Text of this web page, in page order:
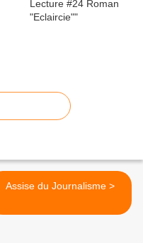
Assise du Journalisme >